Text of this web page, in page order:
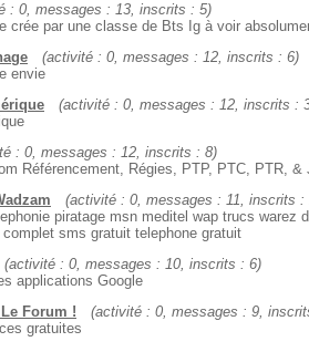
: 0, messages : 13, inscrits : 5)
crée par une classe de Bts Ig à voir
(activité : 0, messages : 12, inscrits : 6)
envie
(activité : 0, messages : 12, inscrits :
: 0, messages : 12, inscrits : 8)
Référencement, Régies, PTP, PTC, PTR, &
(activité : 0, messages : 11, inscrits :
piratage msn meditel wap trucs warez
sms gratuit telephone gratuit
(activité : 0, messages : 10, inscrits : 6)
applications Google
Forum !
(activité : 0, messages : 9,
gratuites